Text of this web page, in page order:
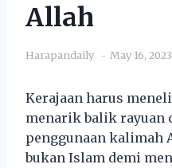
Allah
Harapandaily May 16, 2023
Kerajaan harus
menarik balik rayuan
penggunaan kalimah
bukan Islam demi